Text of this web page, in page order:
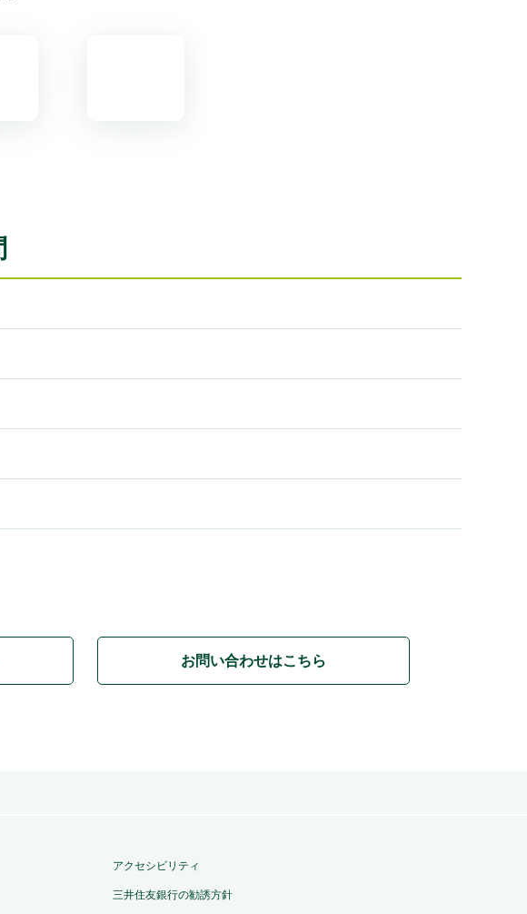
お問い合わせはこちら
アクセシビリティ
三井住友銀行の勧誘方針